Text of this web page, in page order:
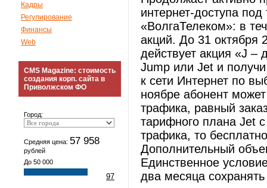
Кадры
Регулирование
Финансы
Web
CMS Magazine: стоимость
создания корп. сайта в
Приволжском ФО
Город:
Средняя цена: 57 958
рублей
До 50 000
97
интернет-доступа
«ВолгаТелеком»: в
акций. До 31 октября
действует акция «J
Jump или Jet и
к сети Интернет по
ноябре абонент
трафика, равный
тарифного плана Jet
трафика, то
Дополнительный
Единственное
два месяца